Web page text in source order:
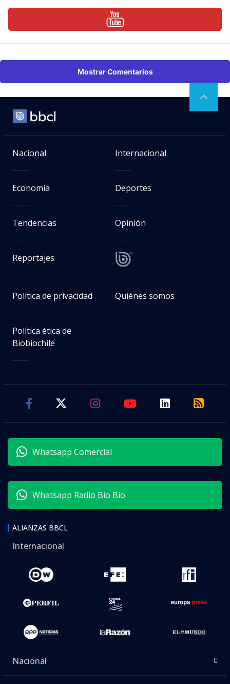
Mostrar Comentarios
Nacional Internacional
Economía Deportes
Tendencias Opinión
Reportajes
Política de privacidad Quiénes somos
Política ética de
Biobiochile
Whatsapp Comercial
Whatsapp Radio Bío Bío
ALIANZAS BBCL
Internacional
Nacional